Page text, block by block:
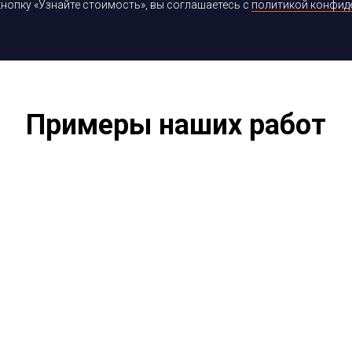
«Узнайте стоимость», вы соглашаетесь с политикой
Примеры наших работ